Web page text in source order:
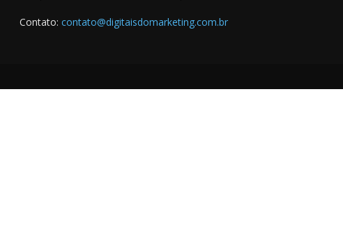
Contato: contato@digitaisdomarketing.com.br